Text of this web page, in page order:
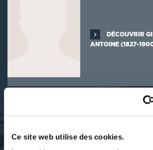
Ce site web utilise des cookies.
DÉCOUVRIR
ANTOINE (1827-